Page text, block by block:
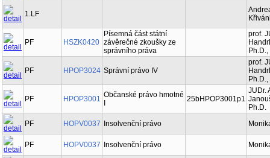
1.LF
PF HSZK0420
Písemná část státní
závěrečné zkoušky ze
správního práva
prof.
PF HPOP3024 Správní právo IV
prof.
PF HPOP3001 Občanské právo hmotné 25bHPOP3001p1
JUDr.
Ph.D.
PF
HOPV0037 Insolvenční právo
PF HOPV0037 Insolvenční právo